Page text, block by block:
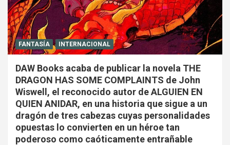
FANTASÍA INTERNACIONAL
DAW Books acaba de publicar la novela THE
DRAGON HAS SOME COMPLAINTS de John
Wiswell, el reconocido autor de ALGUIEN EN
QUIEN ANIDAR, en una historia que sigue a un
dragón de tres cabezas cuyas personalidades
opuestas lo convierten en un héroe tan
poderoso como caóticamente entrañable